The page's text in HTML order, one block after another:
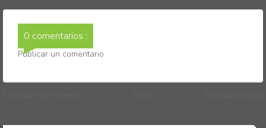
0 comentarios :
Publicar un comentario